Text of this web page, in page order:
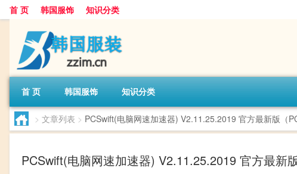
首 页 韩国服饰 知识分类
首 页 韩国服饰 知识分类
> 文章列表 > PCSwift(电脑网速加速器) V2.11.25.2019 官方最新版（
PCSwift(电脑网速加速器) V2.11.25.2019 官方最